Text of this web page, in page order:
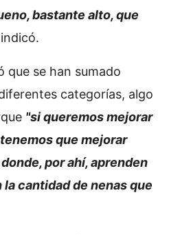
bastante alto, que
indicó.
que se han sumado
categorías, algo
"si queremos mejorar
que mejorar
por ahí, aprenden
cantidad de nenas que